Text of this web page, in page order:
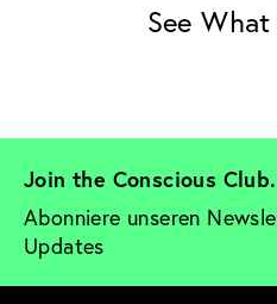
See
Join the Conscious Club.
Abonniere unseren
Updates